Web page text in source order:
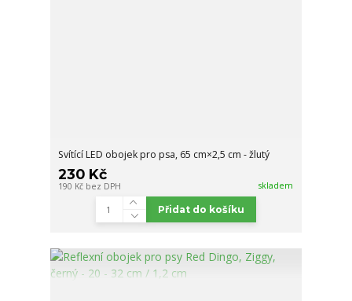
Svítící LED obojek pro psa, 65 cm×2,5 cm - žlutý
230 Kč
190 Kč bez DPH skladem
Přidat do košíku